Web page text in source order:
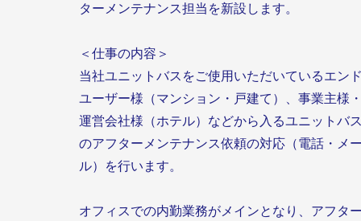
ターメンテナンス担当を新設します。
＜仕事の内容＞
当社ユニットバスをご使用いただいているエン
ユーザー様（マンション・戸建て）、事業主様
運営会社様（ホテル）などから入るユニットバ
のアフターメンテナンス依頼の対応（電話・メ
ル）を行います。
オフィスでの内勤業務がメインとなり、アフタ